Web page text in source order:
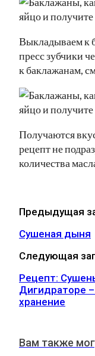
Выкладываем к
пресс зубчики
к баклажанам,
Получаются
рецепт не
количества
Предыдущая
Сушеная дыня
Следующая
Рецепт:
Дигидраторе –
хранение
Вам также